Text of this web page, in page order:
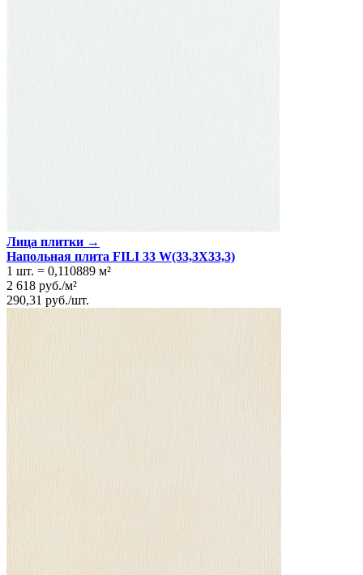
Лица плитки →
Напольная плита FILI 33 W(33,3Х33,3)
1 шт. = 0,110889 м²
2 618 руб./м²
290,31 руб./шт.